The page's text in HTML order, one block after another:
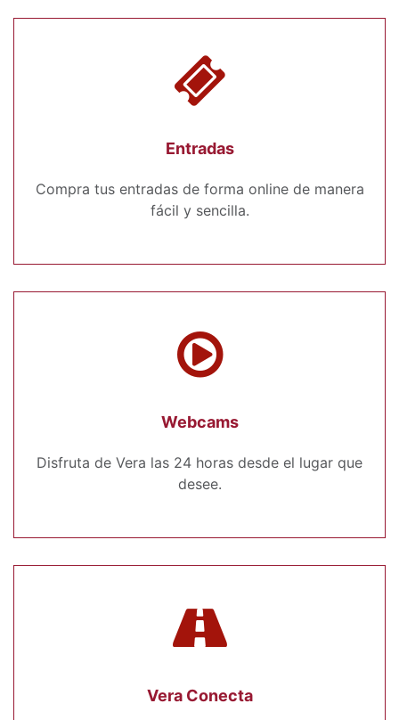
Entradas
Compra tus entradas de forma online de manera
fácil y sencilla.
Webcams
Disfruta de Vera las 24 horas desde el lugar que
desee.
Vera Conecta